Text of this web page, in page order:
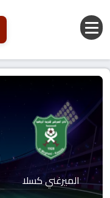
الميرغني كسلا